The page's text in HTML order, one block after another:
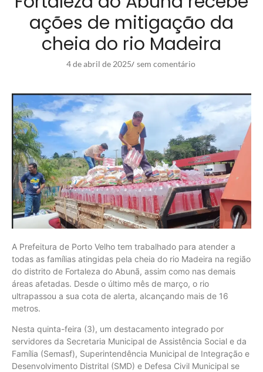
ações de mitigação da
cheia do rio Madeira
4 de abril de 2025/ sem comentário
A Prefeitura de Porto Velho tem trabalhado para atender a
todas as famílias atingidas pela cheia do rio Madeira na região
do distrito de Fortaleza do Abunã, assim como nas demais
áreas afetadas. Desde o último mês de março, o rio
ultrapassou a sua cota de alerta, alcançando mais de 16
metros.
Nesta quinta-feira (3), um destacamento integrado por
servidores da Secretaria Municipal de Assistência Social e da
Família (Semasf), Superintendência Municipal de Integração e
Desenvolvimento Distrital (SMD) e Defesa Civil Municipal se